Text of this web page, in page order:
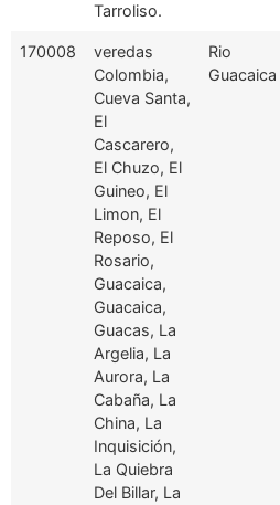
Tarroliso.
170008
veredas
Colombia,
Cueva Santa,
El
Cascarero,
El Chuzo, El
Guineo, El
Limon, El
Reposo, El
Rosario,
Guacaica,
Guacaica,
Guacas, La
Argelia, La
Aurora, La
Cabaña, La
China, La
Inquisición,
La Quiebra
Del Billar, La
Rio
Guacaica